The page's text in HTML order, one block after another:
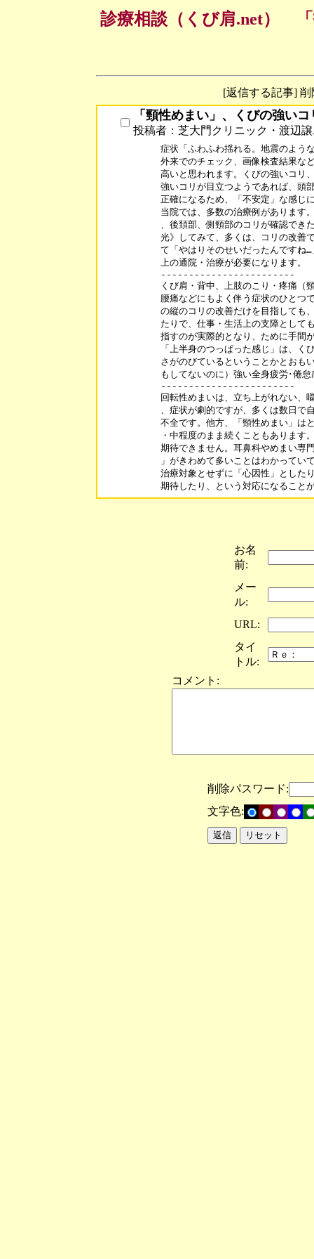
診療相談（くび肩.net）
[返信する記事]
「頸性めまい」、くびの強い
投稿者：芝大門クリニック・渡辺
症状「ふわふわ揺れる。地震のよう
外来でのチェック、画像検査結果な
高いと思われます。くびの強いコリ
強いコリが目立つようであれば、頭
正確になるため、「不安定」な感じ
当院では、多数の治療例があります
、後頚部、側頸部のコリが確認でき
光》してみて、多くは、コリの改善
て「やはりそのせいだったんですね
上の通院・治療が必要になります。
------------------------
くび肩・背中、上肢のこり・疼痛（
腰痛などにもよく伴う症状のひとつ
の縦のコリの改善だけを目指しても
たりで、仕事・生活上の支障として
指すのが実際的となり、ために手間
「上半身のつっぱった感じ」は、く
さがのびているということかとおも
もしてないのに）強い全身疲労･倦
------------------------
回転性めまいは、立ち上がれない、
、症状が劇的ですが、多くは数日で
不全です。他方、「頸性めまい」は
・中程度のまま続くこともあります
期待できません。耳鼻科やめまい専
」がきわめて多いことはわかってい
治療対象とせずに「心因性」とした
期待したり、という対応になること
お名
前:
メー
ル:
URL:
タイ
トル:
コメント:
削除パスワード:
文字色: